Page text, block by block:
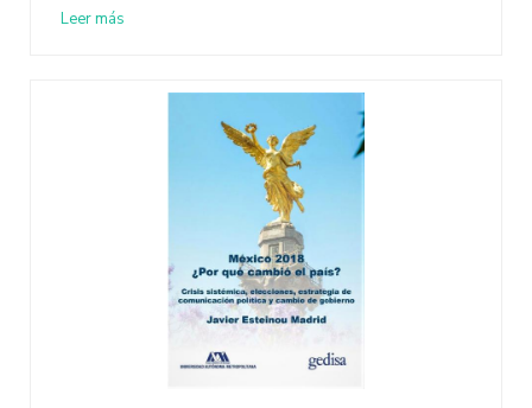
Leer más